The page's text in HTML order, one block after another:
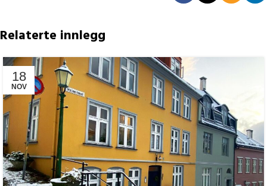
Relaterte innlegg
18
NOV